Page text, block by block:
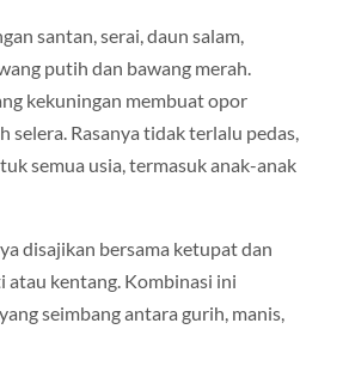
santan, serai, daun salam,
putih dan bawang merah.
kekuningan membuat opor
selera. Rasanya tidak terlalu pedas,
semua usia, termasuk anak-anak
disajikan bersama ketupat dan
atau kentang. Kombinasi ini
seimbang antara gurih, manis,